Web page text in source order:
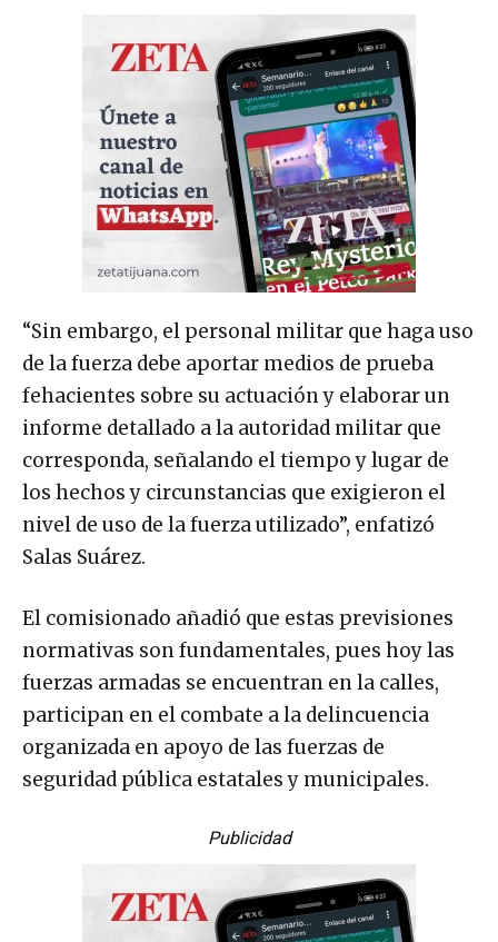
“Sin embargo, el personal militar que haga uso
de la fuerza debe aportar medios de prueba
fehacientes sobre su actuación y elaborar un
informe detallado a la autoridad militar que
corresponda, señalando el tiempo y lugar de
los hechos y circunstancias que exigieron el
nivel de uso de la fuerza utilizado”, enfatizó
Salas Suárez.
El comisionado añadió que estas previsiones
normativas son fundamentales, pues hoy las
fuerzas armadas se encuentran en la calles,
participan en el combate a la delincuencia
organizada en apoyo de las fuerzas de
seguridad pública estatales y municipales.
Publicidad